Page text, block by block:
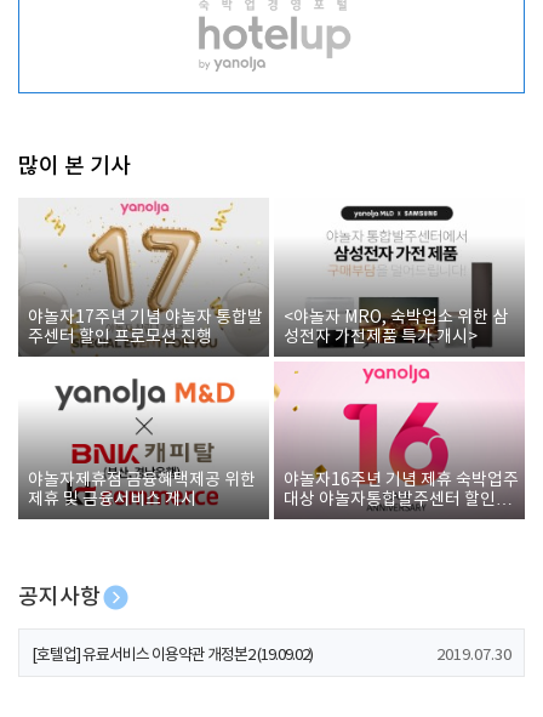
많이 본 기사
야놀자17주년 기념 야놀자 통합발
주센터 할인 프로모션 진행
<야놀자 MRO, 숙박업소 위한 삼
성전자 가전제품 특가 개시>
야놀자제휴점 금융혜택제공 위한
제휴 및 금융서비스 게시
야놀자16주년 기념 제휴 숙박업주
대상 야놀자통합발주센터 할인쿠
폰 증정
공지사항
[호텔업] 개인정보 처리방침 개정본1 (19.09.02)
[호텔업] 유료서비스 이용약관 개정본2 (19.09.02) 2019.07.30